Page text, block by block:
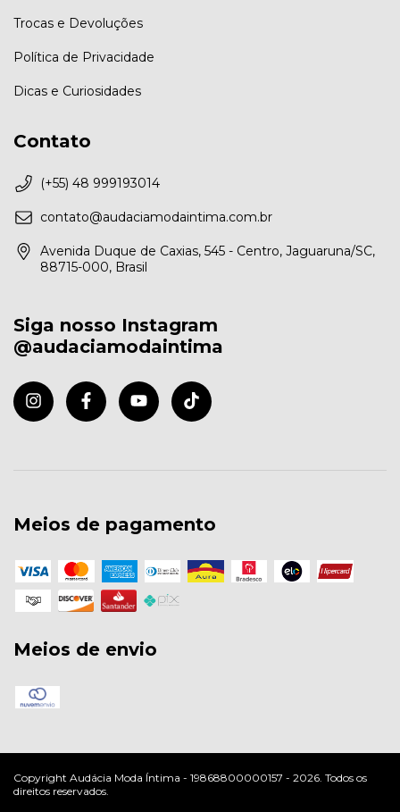
Trocas e Devoluções
Política de Privacidade
Dicas e Curiosidades
Contato
(+55) 48 999193014
contato@audaciamodaintima.com.br
Avenida Duque de Caxias, 545 - Centro, Jaguaruna/SC,
88715-000, Brasil
Siga nosso Instagram
@audaciamodaintima
Meios de pagamento
Meios de envio
Copyright Audácia Moda Íntima - 19868800000157 - 2026. Todos os
direitos reservados.